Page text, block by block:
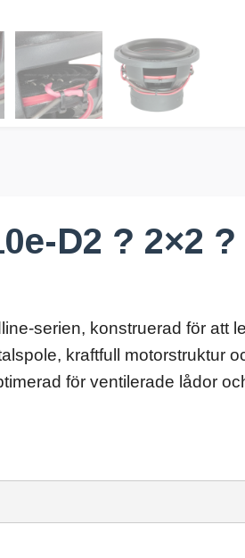
D2 ? 2×2 ?
serien, konstruerad för att
kraftfull motorstruktur
för ventilerade lådor